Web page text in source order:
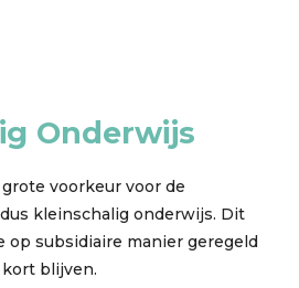
Onderwijs
voorkeur voor de
kleinschalig onderwijs. Dit
op subsidiaire manier geregeld
blijven.